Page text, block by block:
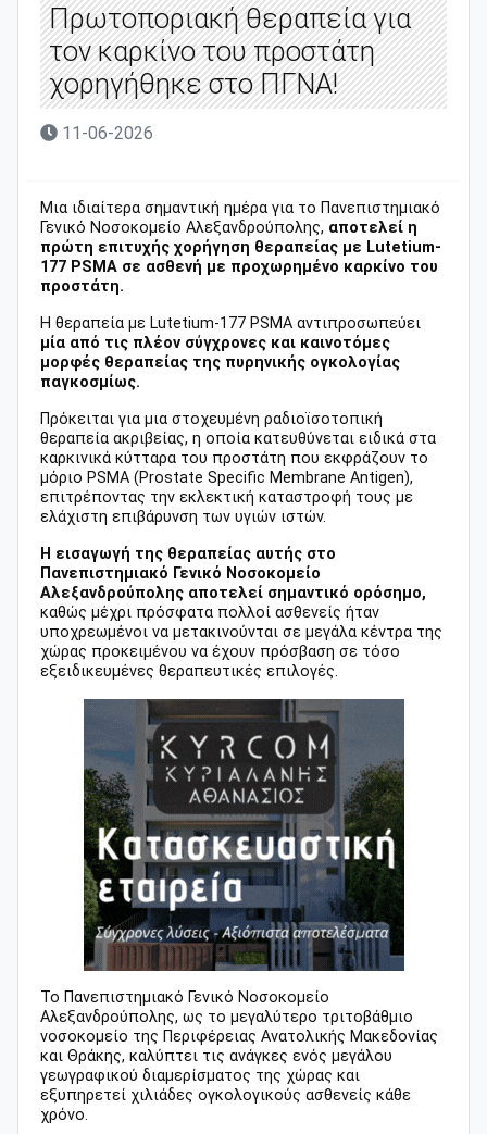
Πρωτοποριακή θεραπεία για
τον καρκίνο του προστάτη
χορηγήθηκε στο ΠΓΝΑ!
11-06-2026
Μια ιδιαίτερα σημαντική ημέρα για το Πανεπιστημιακό
Γενικό Νοσοκομείο Αλεξανδρούπολης, αποτελεί η
πρώτη επιτυχής χορήγηση θεραπείας με Lutetium-
177 PSMA σε ασθενή με προχωρημένο καρκίνο του
προστάτη.
Η θεραπεία με Lutetium-177 PSMA αντιπροσωπεύει
μία από τις πλέον σύγχρονες και καινοτόμες
μορφές θεραπείας της πυρηνικής ογκολογίας
παγκοσμίως.
Πρόκειται για μια στοχευμένη ραδιοϊσοτοπική
θεραπεία ακριβείας, η οποία κατευθύνεται ειδικά στα
καρκινικά κύτταρα του προστάτη που εκφράζουν το
μόριο PSMA (Prostate Specific Membrane Antigen),
επιτρέποντας την εκλεκτική καταστροφή τους με
ελάχιστη επιβάρυνση των υγιών ιστών.
Η εισαγωγή της θεραπείας αυτής στο
Πανεπιστημιακό Γενικό Νοσοκομείο
Αλεξανδρούπολης αποτελεί σημαντικό ορόσημο,
καθώς μέχρι πρόσφατα πολλοί ασθενείς ήταν
υποχρεωμένοι να μετακινούνται σε μεγάλα κέντρα της
χώρας προκειμένου να έχουν πρόσβαση σε τόσο
εξειδικευμένες θεραπευτικές επιλογές.
Το Πανεπιστημιακό Γενικό Νοσοκομείο
Αλεξανδρούπολης, ως το μεγαλύτερο τριτοβάθμιο
νοσοκομείο της Περιφέρειας Ανατολικής Μακεδονίας
και Θράκης, καλύπτει τις ανάγκες ενός μεγάλου
γεωγραφικού διαμερίσματος της χώρας και
εξυπηρετεί χιλιάδες ογκολογικούς ασθενείς κάθε
χρόνο.